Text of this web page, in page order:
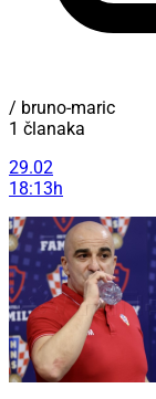
/ bruno-maric
1 članaka
29.02
18:13h